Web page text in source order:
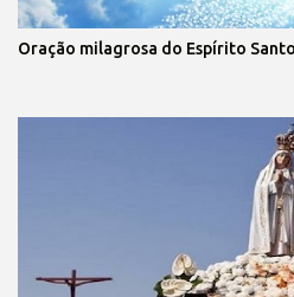
Oração milagrosa do Espírito Santo